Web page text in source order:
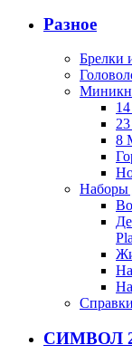
Разное
Брелки
8
Наборы
СИМВОЛ